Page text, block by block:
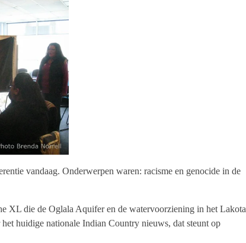
vandaag. Onderwerpen waren: racisme en genocide in de
XL die de Oglala Aquifer en de watervoorziening in het Lakota
huidige nationale Indian Country nieuws, dat steunt op